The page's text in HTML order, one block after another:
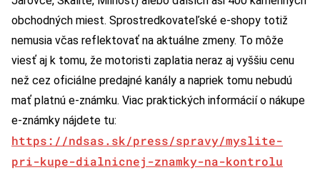
obchodných miest. Sprostredkovateľské e-shopy totiž
nemusia včas reflektovať na aktuálne zmeny. To môže
viesť aj k tomu, že motoristi zaplatia neraz aj vyššiu cenu
než cez oficiálne predajné kanály a napriek tomu nebudú
mať platnú e-známku. Viac praktických informácií o nákupe
e-známky nájdete tu:
https://ndsas.sk/press/spravy/myslite-
pri-kupe-dialnicnej-znamky-na-kontrolu